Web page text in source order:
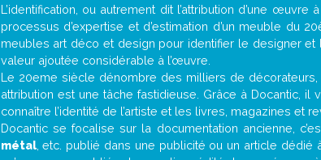
L’identification, ou autrement dit l’attribution d’une
processus d’expertise et d’estimation d’un meuble du
meubles art déco et design pour identifier le designer et
valeur ajoutée considérable à l’œuvre.
Le 20eme siècle dénombre des milliers de
attribution est une tâche fastidieuse. Grâce à Docantic,
connaître l’identité de l’artiste et les livres, magazines et
Docantic se focalise sur la documentation ancienne,
métal, etc. publié dans une publicité ou un article